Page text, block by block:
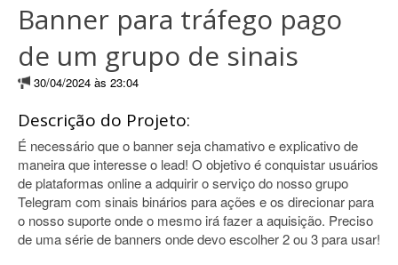
Banner para tráfego pago
de um grupo de sinais
30/04/2024 às 23:04
Descrição do Projeto:
É necessário que o banner seja chamativo e explicativo de
maneira que interesse o lead! O objetivo é conquistar usuários
de plataformas online a adquirir o serviço do nosso grupo
Telegram com sinais binários para ações e os direcionar para
o nosso suporte onde o mesmo irá fazer a aquisição. Preciso
de uma série de banners onde devo escolher 2 ou 3 para usar!